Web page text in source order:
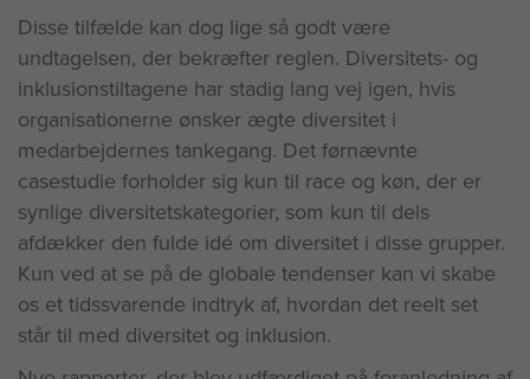
Disse tilfælde kan dog lige så godt være
undtagelsen, der bekræfter reglen. Diversitets- og
inklusionstiltagene har stadig lang vej igen, hvis
organisationerne ønsker ægte diversitet i
medarbejdernes tankegang. Det førnævnte
casestudie forholder sig kun til race og køn, der er
synlige diversitetskategorier, som kun til dels
afdækker den fulde idé om diversitet i disse grupper.
Kun ved at se på de globale tendenser kan vi skabe
os et tidssvarende indtryk af, hvordan det reelt set
står til med diversitet og inklusion.